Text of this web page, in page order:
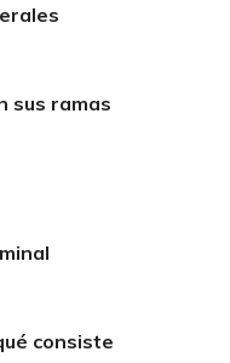
sus ramas
consiste